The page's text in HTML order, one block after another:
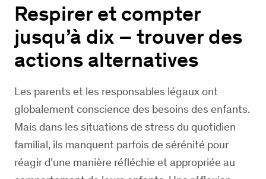
Respirer et compter
jusqu’à dix – trouver des
actions alternatives
Les parents et les responsables légaux ont
globalement conscience des besoins des enfants.
Mais dans les situations de stress du quotidien
familial, ils manquent parfois de sérénité pour
réagir d’une manière réfléchie et appropriée au